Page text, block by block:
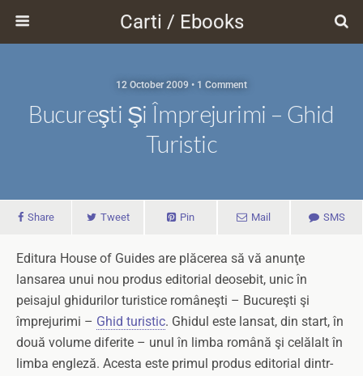
Carti / Ebooks
12 October 2009 • 1 Comment
Bucureşti Şi Împrejurimi – Ghid
Turistic
Share Tweet Pin Mail SMS
Editura House of Guides are plăcerea să vă anunţe
lansarea unui nou produs editorial deosebit, unic în
peisajul ghidurilor turistice româneşti – Bucureşti şi
împrejurimi – Ghid turistic. Ghidul este lansat, din start, în
două volume diferite – unul în limba română şi celălalt în
limba engleză. Acesta este primul produs editorial dintr-